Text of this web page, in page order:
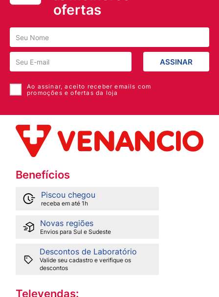
ofertas
ASSINAR
Ao assinar, aceito receber emails com
promoções e ofertas da loja
Benefícios
Piscou chegou
receba em até 1h
Novas regiões
Envios para Sul e Sudeste
Descontos de Laboratório
Valide seu cadastro e verifique os
descontos
Televendas: